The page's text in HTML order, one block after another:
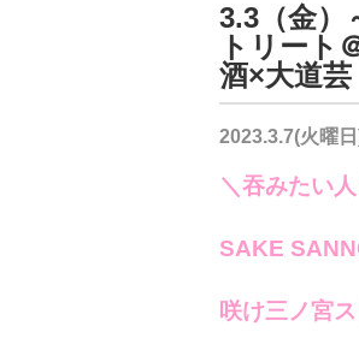
3.3（金）
トリー
酒×大道芸
2023.3.7(火曜
＼吞みたい
SAKE
咲け三ノ宮